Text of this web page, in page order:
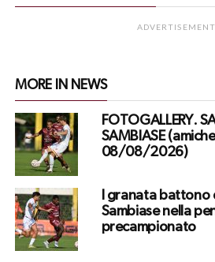
ADVERTISEMENT
MORE IN NEWS
FOTOGALLERY.
SAMBIASE
08/08/2026)
I granata battono
Sambiase nella
precampionato